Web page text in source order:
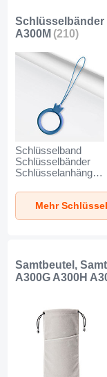
Schlüsselbänder
A300M (210)
Schlüsselband
Schlüsselbänder
Schlüsselanhänger
für Samsung
Galaxy DS A300G
A300H A300M Blau
Samtbeutel,
A300G A300H